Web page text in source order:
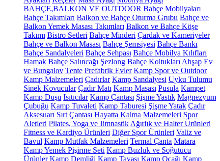
BAHÇE,BALKON VE OUTDOOR Bahçe Mobilyaları
Bahçe Takımları Balkon ve Bahçe Oturma Grubu Bahçe ve
Balkon Yemek Masası Takımları Balkon ve Bahçe Köşe
Takımı Bistro Setleri Bahçe Minderi Çardak ve Kameriyeler
Bahçe ve Balkon Masası Bahçe Şemsiyesi Bahçe Bankı
Bahçe Sandalyeleri Bahçe Sehpası Bahçe Mobilya Kılıfları
Hamak Bahçe Salıncağı Şezlong Bahçe Koltukları Ahşap Ev
ve Bungalov Tente Prefabrik Evler Kamp Spor ve Outdoor
Kamp Malzemeleri Çadırlar Kamp Sandalyesi Uyku Tulumu
Sinek Kovucular Çadır Matı Kamp Masası Pusula Kampet
Kamp Duşu Isıtıcılar Kamp Çantası Şişme Yastık Magnezyum
Çubuğu Kamp Tuvaleti Kamp Taburesi Şişme Yatak Çadır
Aksesuarı Sırt Çantası Hayatta Kalma Malzemeleri Spor
Aletleri Pilates, Yoga ve Jimnastik Ağırlık ve Halter Ürünleri
Fitness ve Kardiyo Ürünleri Diğer Spor Ürünleri Valiz ve
Bavul Kamp Mutfak Malzemeleri Termal Çanta Matara
Kamp Yemek Pişirme Seti Kamp Buzluk ve Soğutucu
Ürünler Kamp Demliği Kamp Tavası Kamp Ocağı Kamp